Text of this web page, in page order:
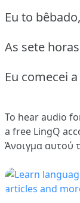
Eu to
As sete
Eu comecei
To hear audio
a free LingQ
Άνοιγμα αυτού